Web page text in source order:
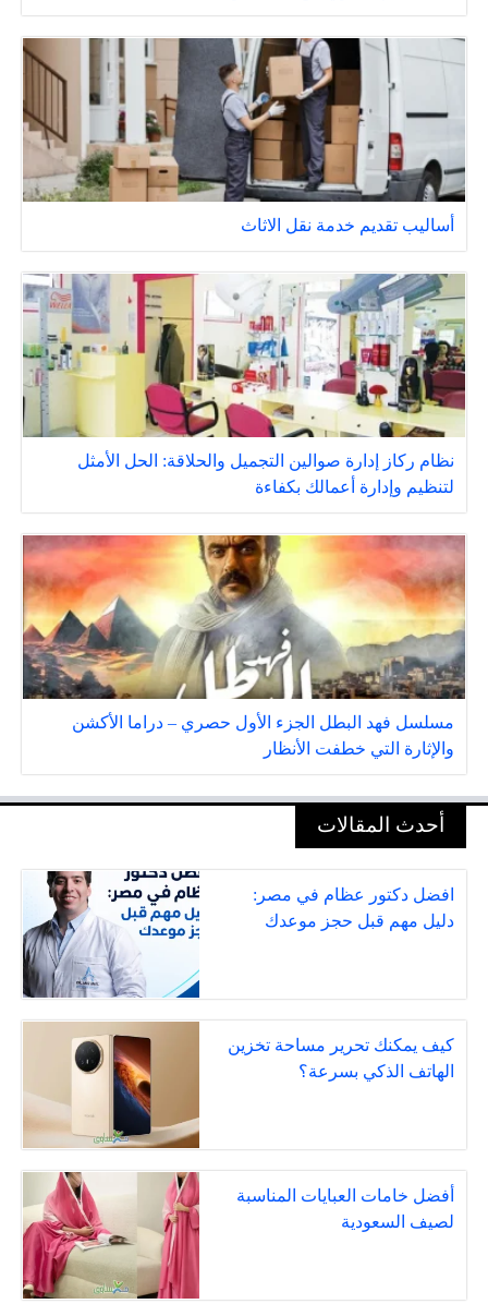
أساليب تقديم خدمة نقل الاثاث
نظام ركاز إدارة صوالين التجميل والحلاقة: الحل الأمثل
لتنظيم وإدارة أعمالك بكفاءة
مسلسل فهد البطل الجزء الأول حصري – دراما الأكشن
والإثارة التي خطفت الأنظار
أحدث المقالات
افضل دكتور عظام في مصر:
دليل مهم قبل حجز موعدك
كيف يمكنك تحرير مساحة تخزين
الهاتف الذكي بسرعة؟
أفضل خامات العبايات المناسبة
لصيف السعودية